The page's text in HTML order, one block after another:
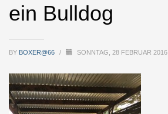
ein Bulldog
BY BOXER@66 / SONNTAG, 28 FEBRUAR 2016